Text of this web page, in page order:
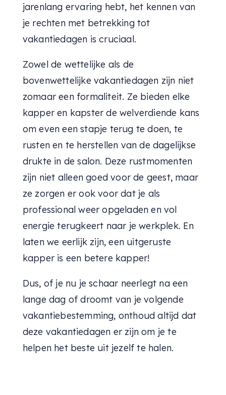
jarenlang ervaring hebt, het kennen van
je rechten met betrekking tot
vakantiedagen is cruciaal.
Zowel de wettelijke als de
bovenwettelijke vakantiedagen zijn niet
zomaar een formaliteit. Ze bieden elke
kapper en kapster de welverdiende kans
om even een stapje terug te doen, te
rusten en te herstellen van de dagelijkse
drukte in de salon. Deze rustmomenten
zijn niet alleen goed voor de geest, maar
ze zorgen er ook voor dat je als
professional weer opgeladen en vol
energie terugkeert naar je werkplek. En
laten we eerlijk zijn, een uitgeruste
kapper is een betere kapper!
Dus, of je nu je schaar neerlegt na een
lange dag of droomt van je volgende
vakantiebestemming, onthoud altijd dat
deze vakantiedagen er zijn om je te
helpen het beste uit jezelf te halen.